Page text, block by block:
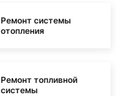
Ремонт системы
отопления
Ремонт топливной
системы